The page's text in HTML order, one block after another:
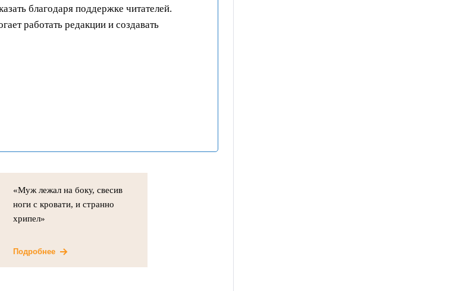
благодаря поддержке читателей.
работать редакции и создавать
«Муж лежал на боку, свесив
ноги с кровати, и странно
хрипел»
Подробнее